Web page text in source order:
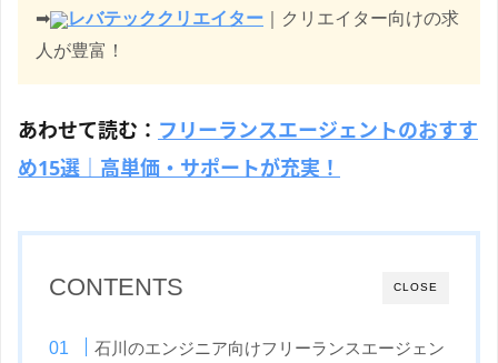
➡︎
レバテッククリエイター ｜クリエイター向けの求
人が豊富！
あわせて読む： フリーランスエージェントのおすす
め15選｜高単価・サポートが充実！
CLOSE
CONTENTS
石川のエンジニア向けフリーランスエージェン